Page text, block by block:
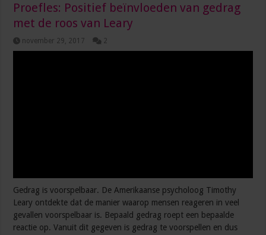
Proefles: Positief beïnvloeden van gedrag
met de roos van Leary
november 29, 2017 2
Gedrag is voorspelbaar. De Amerikaanse psycholoog Timothy
Leary ontdekte dat de manier waarop mensen reageren in veel
gevallen voorspelbaar is. Bepaald gedrag roept een bepaalde
reactie op. Vanuit dit gegeven is gedrag te voorspellen en dus